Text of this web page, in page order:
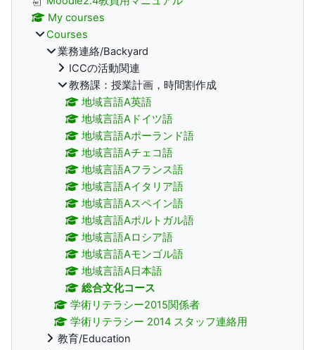
My courses
Courses
業務連絡/Backyard
ICCの活動関連
教務課：授業計画，時間割作成
地域言語A英語
地域言語Aドイツ語
地域言語Aポーランド語
地域言語Aチェコ語
地域言語Aフランス語
地域言語Aイタリア語
地域言語Aスペイン語
地域言語Aポルトガル語
地域言語Aロシア語
地域言語Aモンゴル語
地域言語A日本語
総合文化コース
学術リテラシー2015関係者
学術リテラシー 2014 スタッフ連絡用
教育/Education